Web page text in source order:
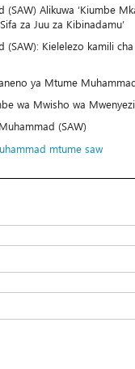
(SAW) Alikuwa ‘Kiumbe
za Juu za Kibinadamu’
(SAW): Kielelezo kamili
ya Mtume
wa Mwisho wa
(SAW)
mtume saw